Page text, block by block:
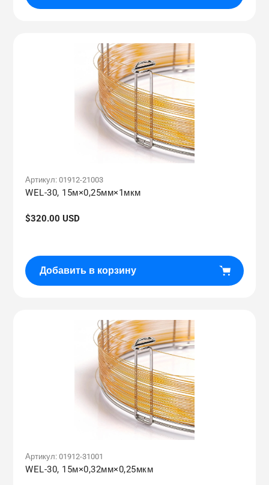
Артикул: 01912-21003
WEL-30, 15м×0,25мм×1мкм
Обычная
$320.00 USD
Добавить в корзину
Артикул: 01912-31001
WEL-30, 15м×0,32мм×0,25мкм